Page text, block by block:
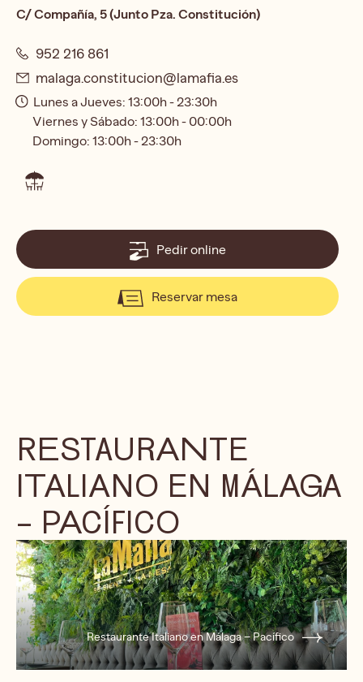
C/ Compañía, 5 (Junto Pza. Constitución)
952 216 861
malaga.constitucion@lamafia.es
Lunes a Jueves: 13:00h - 23:30h
Viernes y Sábado: 13:00h - 00:00h
Domingo: 13:00h - 23:30h
Pedir online
Reservar mesa
RESTAURANTE
ITALIANO EN MÁLAGA
– PACÍFICO
Restaurante Italiano en Málaga – Pacífico